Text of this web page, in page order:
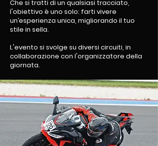
Che si tratti di un qualsiasi tracciato,
l'obiettivo è uno solo: farti vivere
un’esperienza unica, migliorando il tuo
stile in sella.
L'evento si svolge su diversi circuiti, in
collaborazione con l'organizzatore della
giornata.